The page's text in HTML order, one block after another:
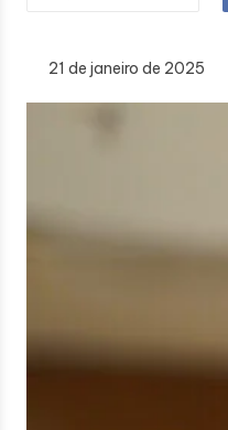
21 de janeiro de 2025